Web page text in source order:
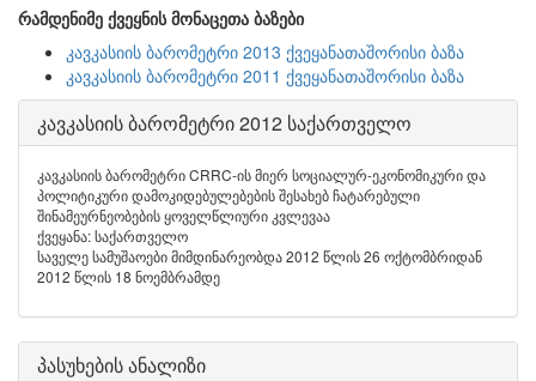
რამდენიმე ქვეყნის მონაცეთა ბაზები
კავკასიის ბარომეტრი 2013 ქვეყანათაშორისი ბაზა
კავკასიის ბარომეტრი 2011 ქვეყანათაშორისი ბაზა
კავკასიის ბარომეტრი 2012 საქართველო
კავკასიის ბარომეტრი CRRC-ის მიერ სოციალურ-ეკონომიკური და
პოლიტიკური დამოკიდებულებების შესახებ ჩატარებული
შინამეურნეობების ყოველწლიური კვლევაა
ქვეყანა: საქართველო
საველე სამუშაოები მიმდინარეობდა 2012 წლის 26 ოქტომბრიდან
2012 წლის 18 ნოემბრამდე
პასუხების ანალიზი